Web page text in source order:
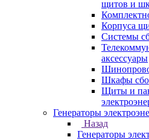
щитов и
Корпуса
Системы
аксессуары
Шкафы
Щиты и
Генераторы
Назад
Генераторы